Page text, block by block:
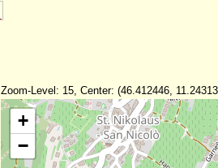
Zoom-Level: 15, Center: (46.412446,
+
−